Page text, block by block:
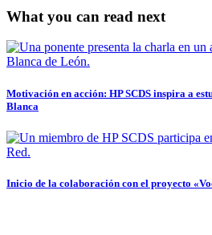
What you can read next
Motivación en acción: HP SCDS inspira a
Blanca
Inicio de la colaboración con el proyecto